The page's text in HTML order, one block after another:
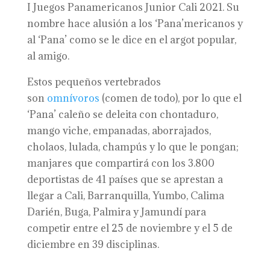
I Juegos Panamericanos Junior Cali 2021. Su
nombre hace alusión a los ‘Pana’mericanos y
al ‘Pana’ como se le dice en el argot popular,
al amigo.
Estos pequeños vertebrados
son omnívoros (comen de todo), por lo que el
‘Pana’ caleño se deleita con chontaduro,
mango viche, empanadas, aborrajados,
cholaos, lulada, champús y lo que le pongan;
manjares que compartirá con los 3.800
deportistas de 41 países que se aprestan a
llegar a Cali, Barranquilla, Yumbo, Calima
Darién, Buga, Palmira y Jamundí para
competir entre el 25 de noviembre y el 5 de
diciembre en 39 disciplinas.